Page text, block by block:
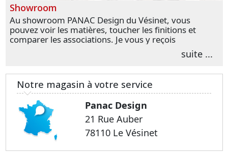
Showroom
Au showroom PANAC Design du Vésinet, vous
pouvez voir les matières, toucher les finitions et
comparer les associations. Je vous y reçois
personnellement pour parler de votre projet et
transformer vos premières idées en choix plussuite ...
Notre magasin à votre service
Panac Design
21 Rue Auber
78110 Le Vésinet